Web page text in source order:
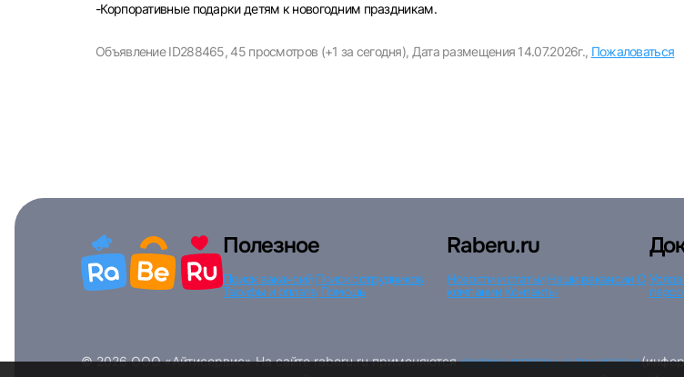
Вход по коду Регистрация
-Корпоративные подарки детям к новогодним праздникам.
Объявление ID288465, 45 просмотров (+1 за сегодня), Дата размещения 14.07.2026г., Пожаловаться
Полезное
Поиск вакансий Поиск сотрудников
Тарифы и оплата Помощь
Raberu.ru
Новости и статьи Наши вакансииО
компании Контакты
© 2026 ООО «Айтисервис» На сайте raberu.ru применяютсярекомендательные технологии